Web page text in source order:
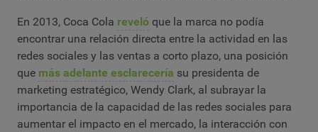
En 2013, Coca Cola reveló que la marca no podía
encontrar una relación directa entre la actividad en las
redes sociales y las ventas a corto plazo, una posición
que más adelante esclarecería su presidenta de
marketing estratégico, Wendy Clark, al subrayar la
importancia de la capacidad de las redes sociales para
aumentar el impacto en el mercado, la interacción con